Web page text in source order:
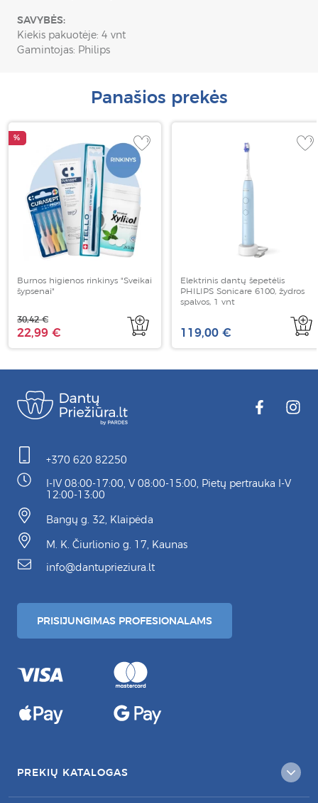
SAVYBĖS:
Kiekis pakuotėje: 4 vnt
Gamintojas: Philips
Panašios prekės
%
Burnos higienos rinkinys "Sveikai
šypsenai"
22,99 €
30,42 €
Elektrinis dantų šepetėlis
PHILIPS Sonicare 6100, žydros
spalvos, 1 vnt
119,00 €
+370 620 82250
I-IV 08:00-17:00, V 08:00-15:00, Pietų pertrauka I-V
12:00-13:00
Bangų g. 32, Klaipėda
M. K. Čiurlionio g. 17, Kaunas
info@dantuprieziura.lt
PRISIJUNGIMAS PROFESIONALAMS
PREKIŲ KATALOGAS